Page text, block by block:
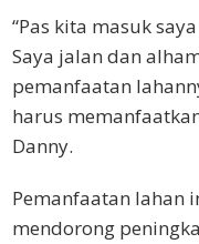
“Pas kita masuk
Saya jalan dan
pemanfaatan
harus
Danny.
Pemanfaatan lahan
mendorong